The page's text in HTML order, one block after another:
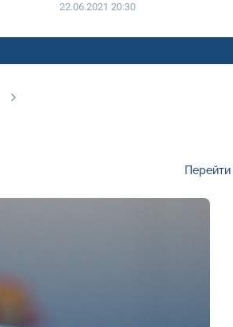
22.06.2021 20:30